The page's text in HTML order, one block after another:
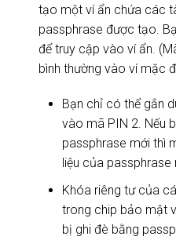
tạo một ví ẩn chứa các
passphrase được tạo.
để truy cập vào ví ẩn.
bình thường vào ví mặc
Bạn chỉ có thể gắn
vào mã PIN 2. Nếu
passphrase mới thì
liệu của passphrase
Khóa riêng tư của
trong chip bảo mật
bị ghi đè bằng